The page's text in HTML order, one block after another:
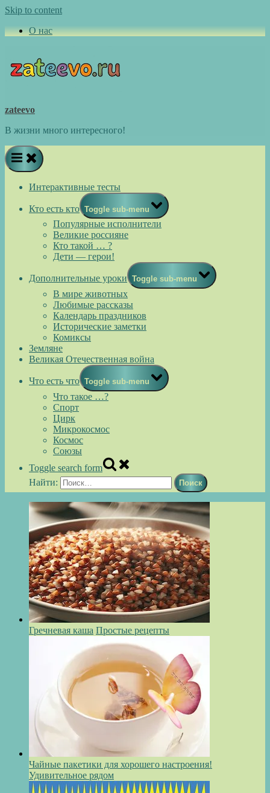
Skip to content
О нас
zateevo
В жизни много интересного!
Интерактивные тесты
Кто есть кто Toggle sub-menu
Популярные исполнители
Великие россияне
Кто такой … ?
Дети — герои!
Дополнительные уроки Toggle sub-menu
В мире животных
Любимые рассказы
Календарь праздников
Исторические заметки
Комиксы
Земляне
Великая Отечественная война
Что есть что Toggle sub-menu
Что такое …?
Спорт
Цирк
Микрокосмос
Космос
Союзы
Toggle search form
Найти:
Гречневая каша Простые рецепты
Чайные пакетики для хорошего настроения!
Удивительное рядом